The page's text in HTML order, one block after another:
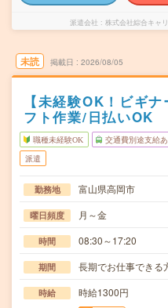
派遣会社 株式会社綜合キャ
未読 掲載日 2026/08/05
【未経験OK！ビギ
フト作業/日払いOK
職種未経験OK 交通費別途支給あ
派遣
勤務地 富山県高岡市
曜日頻度 月～金
時間 08:30～17:20
期間 長期でお仕事できる
時給 時給1300円